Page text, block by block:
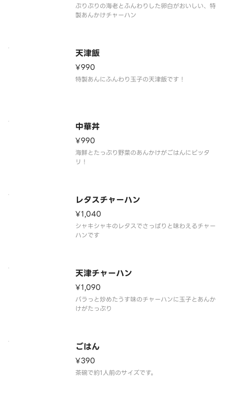
ぷりぷりの海老とふんわりした卵白がおいしい、特
製あんかけチャーハン
天津飯
¥990
特製あんにふんわり玉子の天津飯です！
中華丼
¥990
海鮮とたっぷり野菜のあんかけがごはんにピッタ
リ！
レタスチャーハン
¥1,040
シャキシャキのレタスでさっぱりと味わえるチャー
ハンです
天津チャーハン
¥1,090
パラっと炒めたうす味のチャーハンに玉子とあんか
けがたっぷり
ごはん
¥390
茶碗で約1人前のサイズです。